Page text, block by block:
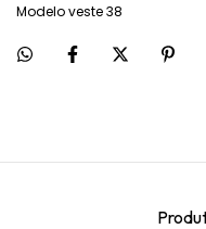
Modelo veste 38